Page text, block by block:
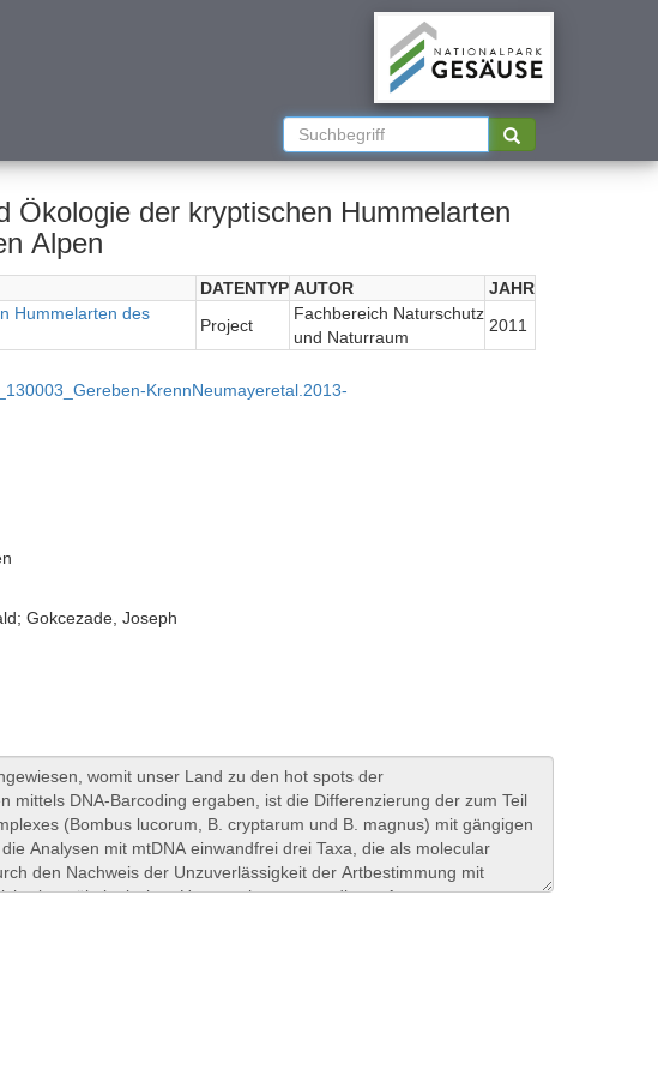
Ökologie der kryptischen Hummelarten
Alpen
DATENTYP AUTOR
JAHR
Hummelarten des
Project
Fachbereich Naturschutz
und Naturraum
2011
KrennNeumayeretal.2013-
Gokcezade, Joseph